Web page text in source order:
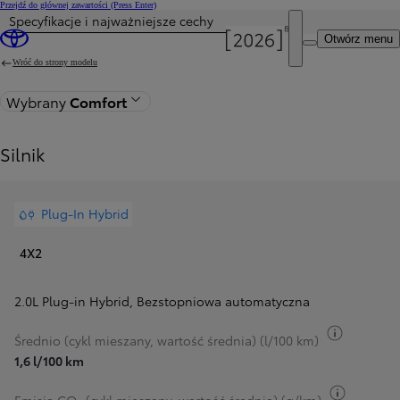
Przejdź do głównej zawartości (Press Enter)
Otwórz menu
Cena została zaktualizowana Cena Twojej konfiguracji została zmieniona na 180 400 zł.
Specyfikacje i najważniejsze cechy
Wróć do strony modelu
WybranyComfort
Silnik
Plug-In Hybrid
4X2
2.0L Plug-in Hybrid, Bezstopniowa automatyczna
Średnio (cykl mieszany, wartość średnia) (l/100 km)
1,6 l/100 km